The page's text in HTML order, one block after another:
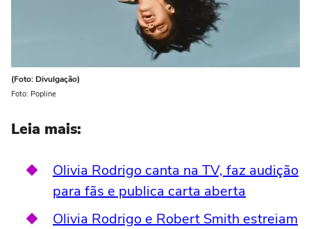
(Foto: Divulgação)
Foto: Popline
Leia mais:
Olivia Rodrigo canta na TV, faz audição
para fãs e publica carta aberta
Olivia Rodrigo e Robert Smith estreiam